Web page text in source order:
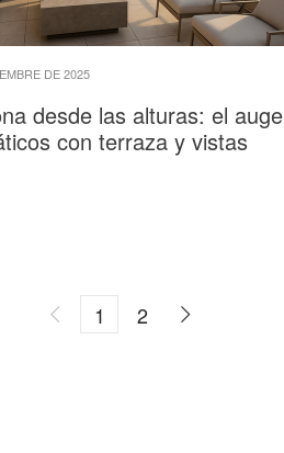
DE 2025
desde las alturas: el auge
con terraza y vistas
1 2